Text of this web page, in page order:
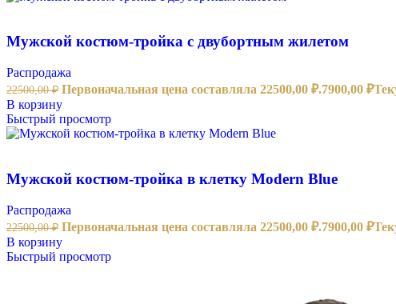
Мужской костюм-тройка с двубортным жилетом
Распродажа
22500,00₽ Первоначальная цена составляла 22500,00 ₽.7900,00 ₽
В корзину
Быстрый просмотр
Мужской костюм-тройка в клетку Modern Blue
Распродажа
22500,00₽ Первоначальная цена составляла 22500,00 ₽.7900,00 ₽
В корзину
Быстрый просмотр